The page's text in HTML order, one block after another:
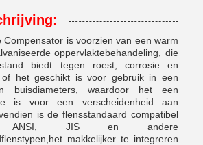
Compensator is voorzien van een warm
oppervlaktebehandeling, die
biedt tegen roest, corrosie en
of het geschikt is voor gebruik in een
buisdiameters, waardoor het een
is voor een verscheidenheid aan
is de flensstandaard compatibel
JIS en andere
makkelijker te integreren